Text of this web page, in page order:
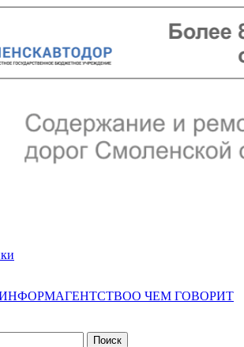
О ЧЕМ ГОВОРИТ